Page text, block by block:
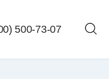
500-73-07